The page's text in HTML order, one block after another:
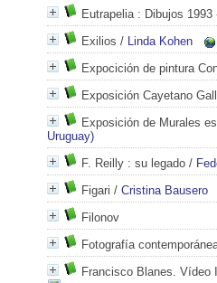
Eutrapelia: Dibujos 1993
Exilios / Linda Kohen
Expocición de pintura
Exposición Cayetano
Exposición de Murales
Uruguay)
F. Reilly : su legado /
Figari / Cristina Bausero
Filonov
Fotografía
Francisco Blanes.